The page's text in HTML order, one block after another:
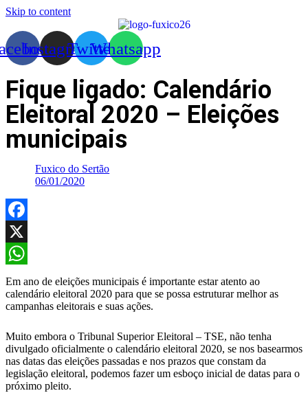
Skip to content
InstagramTwitterWhatsapp
Fique ligado: Calendário
Eleitoral 2020 – Eleições
municipais
Fuxico do Sertão
06/01/2020
Facebook
X
WhatsApp
Em ano de eleições municipais é importante estar atento ao
calendário eleitoral 2020 para que se possa estruturar melhor as
campanhas eleitorais e suas ações.
Muito embora o Tribunal Superior Eleitoral – TSE, não tenha
divulgado oficialmente o calendário eleitoral 2020, se nos basearmos
nas datas das eleições passadas e nos prazos que constam da
legislação eleitoral, podemos fazer um esboço inicial de datas para o
próximo pleito.